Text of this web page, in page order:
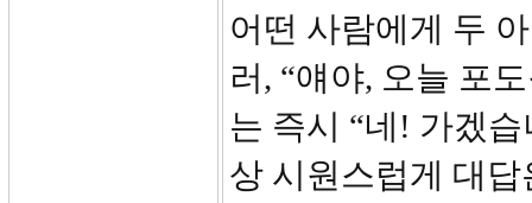
어떤 사람에게 두
러, “얘야, 오늘 포
는 즉시 “네! 가겠
상 시원스럽게 대